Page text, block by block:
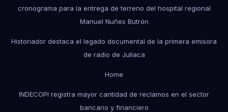
cronograma para la entrega de terreno del hospital regional
Manuel Nuñes Butrón
Historiador destaca el legado documental de la primera emisora
de radio de Juliaca
Home
INDECOPI registra mayor cantidad de reclamos en el sector
bancario y financiero